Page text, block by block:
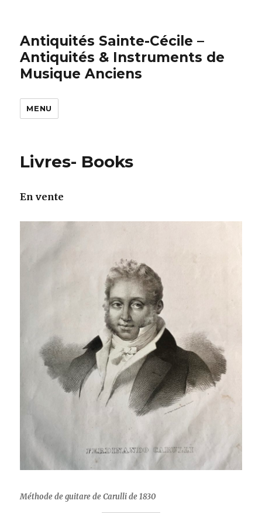
Antiquités Sainte-Cécile –
Antiquités & Instruments de
Musique Anciens
MENU
Livres- Books
En vente
Méthode de guitare de Carulli de 1830